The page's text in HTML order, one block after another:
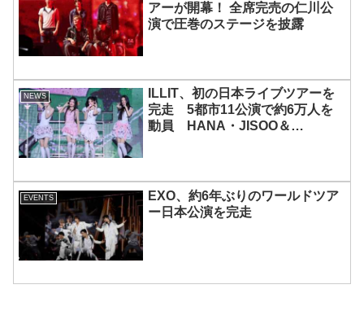
アーが開幕！ 全席完売の仁川公
演で圧巻のステージを披露
NEWS
ILLIT、初の日本ライブツアーを
完走 5都市11公演で約6万人を
動員 HANA・JISOO＆
EVENTS
EXO、約6年ぶりのワールドツア
ー日本公演を完走